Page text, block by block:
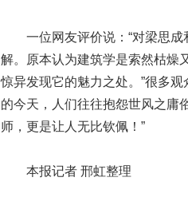
一位网友评价说：“对梁思成
解。原本认为建筑学是索然枯燥
惊异发现它的魅力之处。”很多
的今天，人们往往抱怨世风之庸
师，更是让人无比钦佩！”
本报记者 邢虹整理